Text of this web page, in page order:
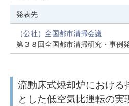
発表先
（公社）全国都市清掃会議
第３８回全国都市清掃研究・事例
流動床式焼却炉における
とした低空気比運転の実